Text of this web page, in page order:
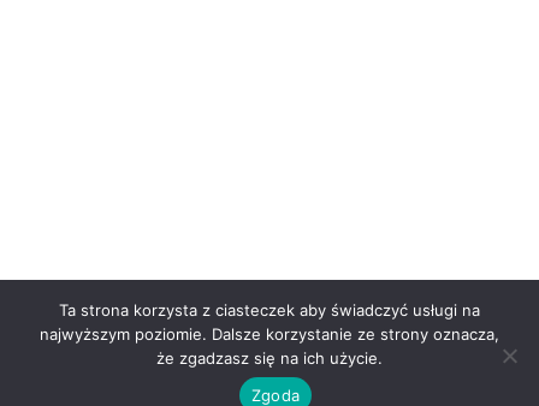
Ta strona korzysta z ciasteczek aby świadczyć usługi na
najwyższym poziomie. Dalsze korzystanie ze strony oznacza,
że zgadzasz się na ich użycie.
Zgoda